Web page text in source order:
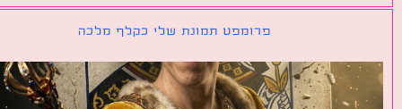
פרומפט תמונת שלי כקלף מלכה